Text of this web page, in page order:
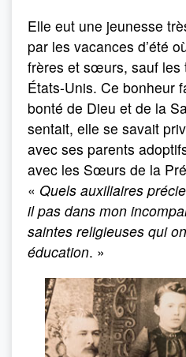
Elle eut une jeunesse
par les vacances d’été
frères et sœurs, sauf les
États-Unis. Ce bonheur
bonté de Dieu et de la
sentait, elle se savait
avec ses parents
avec les Sœurs de la
« Quels auxiliaires
il pas dans mon
saintes religieuses qui
éducation. »